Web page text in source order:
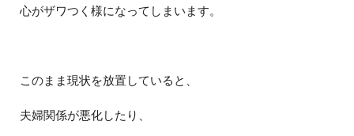
心がザワつく様になってしまいます。
このまま現状を放置していると、
夫婦関係が悪化したり、